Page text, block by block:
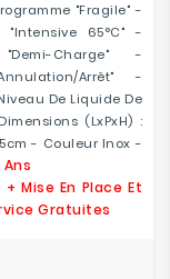
"Fragile" -
"Intensive 65°C" -
Charge" -
Arrêt" -
De Liquide De
(LxPxH) :
- Couleur Inox -
+ Mise En Place Et
Gratuites